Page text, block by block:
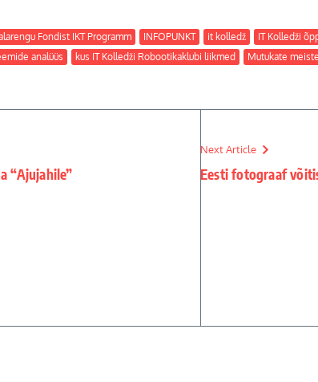
Fondist IKT Programm INFOPUNKT it kolledž IT Kolledži
analüüs kus IT Kolledži Robootikaklubi liikmed Mutukate
“Ajujahile”
Next Article
Eesti fotograaf